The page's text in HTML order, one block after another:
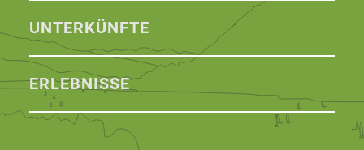
UNTERKÜNFTE
ERLEBNISSE